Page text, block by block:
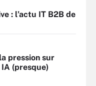
: l’actu IT B2B de
pression sur
(presque)